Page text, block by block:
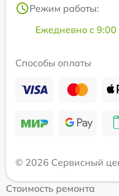
Режим работы:
Ежедневно с
Способы оплаты
© 2026 Сервисный
Стоимость ремонта